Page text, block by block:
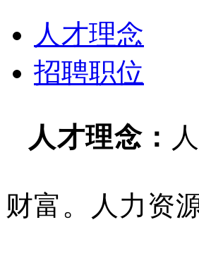
人才理念
招聘职位
人才理念：
财富。人力资